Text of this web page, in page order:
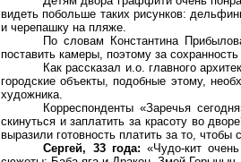
видеть побольше таких рисунков:
и черепашку на пляже.
По словам Константина
поставить камеры, поэтому за
Как рассказал и.о. главного
городские объекты, подобные этому,
художника.
Корреспонденты «Заречья
скинуться и заплатить за красоту во
выразили готовность платить за то,
Сергей, 33 года: «Чудо-кит